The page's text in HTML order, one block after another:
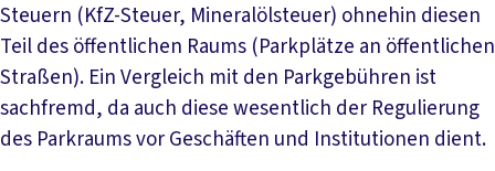
Steuern (KfZ-Steuer, Mineralölsteuer) ohnehin diesen
Teil des öffentlichen Raums (Parkplätze an öffentlichen
Straßen). Ein Vergleich mit den Parkgebühren ist
sachfremd, da auch diese wesentlich der Regulierung
des Parkraums vor Geschäften und Institutionen dient.